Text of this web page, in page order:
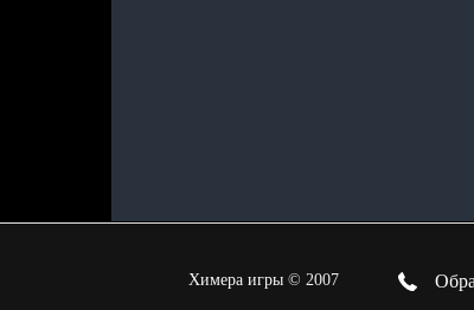
Химера игры © 2007